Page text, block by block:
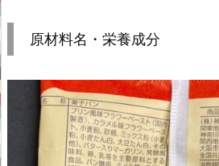
原材料名・栄養成分